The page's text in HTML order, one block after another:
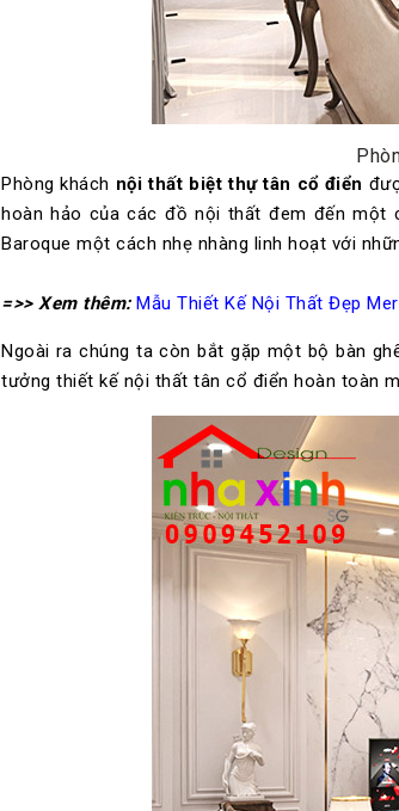
Phòng khách nội thất biệt thự tân cổ điển
hoàn hảo của các đồ nội thất đem đến một
Baroque một cách nhẹ nhàng linh hoạt với
=>> Xem thêm: Mẫu Thiết Kế Nội Thất Đẹp
Ngoài ra chúng ta còn bắt gặp một bộ bàn
tưởng thiết kế nội thất tân cổ điển hoàn toàn